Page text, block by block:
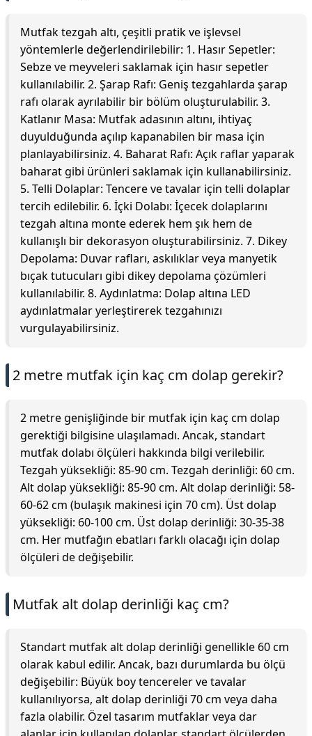
Mutfak tezgah altı, çeşitli pratik ve işlevsel
yöntemlerle değerlendirilebilir: 1. Hasır Sepetler:
Sebze ve meyveleri saklamak için hasır sepetler
kullanılabilir. 2. Şarap Rafı: Geniş tezgahlarda şarap
rafı olarak ayrılabilir bir bölüm oluşturulabilir. 3.
Katlanır Masa: Mutfak adasının altını, ihtiyaç
duyulduğunda açılıp kapanabilen bir masa için
planlayabilirsiniz. 4. Baharat Rafı: Açık raflar yaparak
baharat gibi ürünleri saklamak için kullanabilirsiniz.
5. Telli Dolaplar: Tencere ve tavalar için telli dolaplar
tercih edilebilir. 6. İçki Dolabı: İçecek dolaplarını
tezgah altına monte ederek hem şık hem de
kullanışlı bir dekorasyon oluşturabilirsiniz. 7. Dikey
Depolama: Duvar rafları, askılıklar veya manyetik
bıçak tutucuları gibi dikey depolama çözümleri
kullanılabilir. 8. Aydınlatma: Dolap altına LED
aydınlatmalar yerleştirerek tezgahınızı
vurgulayabilirsiniz.
2 metre mutfak için kaç cm dolap gerekir?
2 metre genişliğinde bir mutfak için kaç cm dolap
gerektiği bilgisine ulaşılamadı. Ancak, standart
mutfak dolabı ölçüleri hakkında bilgi verilebilir.
Tezgah yüksekliği: 85-90 cm. Tezgah derinliği: 60 cm.
Alt dolap yüksekliği: 85-90 cm. Alt dolap derinliği: 58-
60-62 cm (bulaşık makinesi için 70 cm). Üst dolap
yüksekliği: 60-100 cm. Üst dolap derinliği: 30-35-38
cm. Her mutfağın ebatları farklı olacağı için dolap
ölçüleri de değişebilir.
Mutfak alt dolap derinliği kaç cm?
Standart mutfak alt dolap derinliği genellikle 60 cm
olarak kabul edilir. Ancak, bazı durumlarda bu ölçü
değişebilir: Büyük boy tencereler ve tavalar
kullanılıyorsa, alt dolap derinliği 70 cm veya daha
fazla olabilir. Özel tasarım mutfaklar veya dar